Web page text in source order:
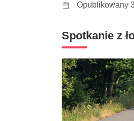
Opublikowany
Spotkanie z